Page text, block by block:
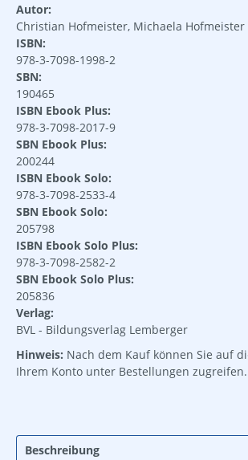
Autor:
Christian Hofmeister, Michaela Hofmeister
ISBN:
978-3-7098-1998-2
SBN:
190465
ISBN Ebook Plus:
978-3-7098-2017-9
SBN Ebook Plus:
200244
ISBN Ebook Solo:
978-3-7098-2533-4
SBN Ebook Solo:
205798
ISBN Ebook Solo Plus:
978-3-7098-2582-2
SBN Ebook Solo Plus:
205836
Verlag:
BVL - Bildungsverlag Lemberger
Hinweis: Nach dem Kauf können Sie auf
Ihrem Konto unter Bestellungen zugreifen.
Beschreibung